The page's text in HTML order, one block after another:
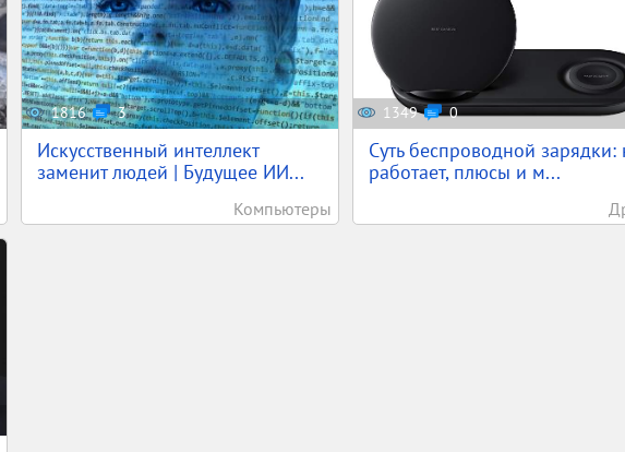
1816 3
Искусственный интеллект
заменит людей | Будущее ИИ...
Компьютеры
1349 0
Суть беспроводной зарядки:
работает, плюсы и м...